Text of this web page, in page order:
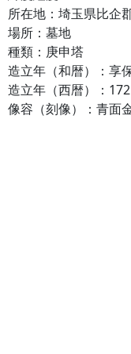
所在地：埼玉県比企
場所：墓地
種類：庚申塔
造立年（和暦）：享
造立年（西暦）：
像容（刻像）：青面